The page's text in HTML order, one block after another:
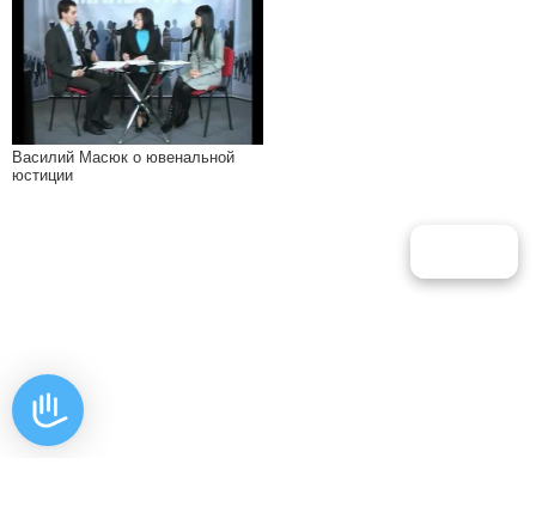
Василий Масюк о ювенальной
юстиции